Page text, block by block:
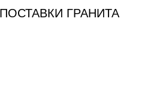
ГРАНИТА